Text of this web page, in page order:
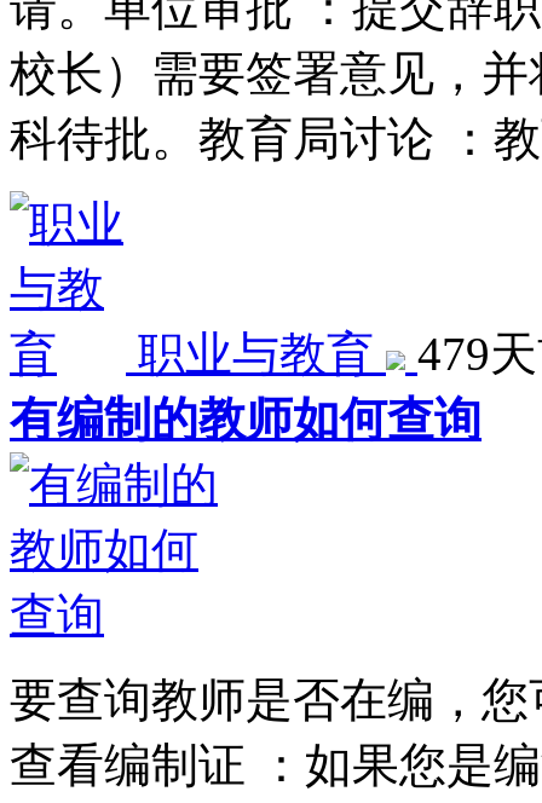
校长）需要签署意见，
科待批。教育局讨论 ：
职业与教育
479
有编制的教师如何查询
要查询教师是否在编，
查看编制证 ：如果您是